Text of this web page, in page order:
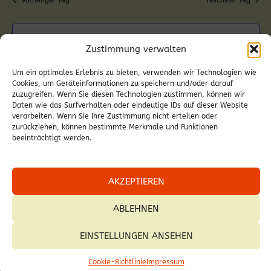
Zustimmung verwalten
Um ein optimales Erlebnis zu bieten, verwenden wir Technologien wie
Cookies, um Geräteinformationen zu speichern und/oder darauf
zuzugreifen. Wenn Sie diesen Technologien zustimmen, können wir
Daten wie das Surfverhalten oder eindeutige IDs auf dieser Website
verarbeiten. Wenn Sie Ihre Zustimmung nicht erteilen oder
zurückziehen, können bestimmte Merkmale und Funktionen
beeinträchtigt werden.
AKZEPTIEREN
ABLEHNEN
EINSTELLUNGEN ANSEHEN
Cookie-Richtlinie Impressum
KALENDER ABONNIEREN
© 2026 Pfarre Deutschkreutz.